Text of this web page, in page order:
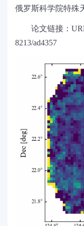
俄罗斯科学院特殊
论文链接 ：
8213/ad4357